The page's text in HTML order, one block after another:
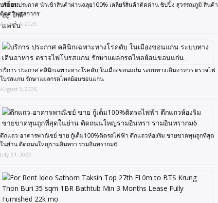
บริการ ประกาศ นำเข้าสินค้าผ่านฉลุย100% เคลียร์สินค้าติดด่าน ชิปปิ้ง สุวรรณภูมิ สินค้า
ติดด่านศุลกากร
August 4, 2026
บริการ ประกาศ คลินิกเฉพาะทางโรคตับ ในเมืองขอนแก่น ระบบทางเดินอาหาร ตรวจไฟ
โบรสแกน รักษาแผลกรดไหลย้อนขอนแก่น
August 3, 2026
ตึกแถว-อาคารพาณิชย์ ขาย กู้เต็ม100%ติดรถไฟฟ้า ตึกแถวห้องริม ขายขาดทุนถูกที่สุด
ในย่าน ติดถนนใหญ่รามอินทรา รามอินทรากม6
July 31, 2026